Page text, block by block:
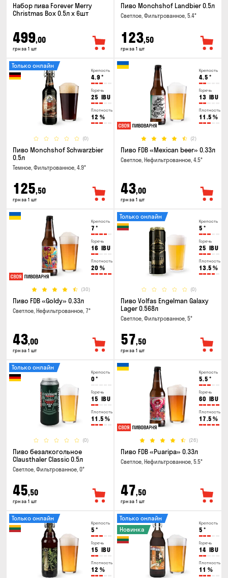
Набор пива Forever Merry
Christmas Box 0.5л x 6шт
499,00
грн за 1 шт
Пиво Monchshof Landbier 0.5л
Светлое, Фильтрованное, 5.4°
123,50
грн за 1 шт
Крепость
4.9 °
Горечь
25 IBU
Плотность
12 %
(0)
Только онлайн
Пиво Monchshof Schwarzbier
0.5л
Темное, Фильтрованное, 4.9°
125,50
грн за 1 шт
Крепость
4.5 °
Горечь
13 IBU
Плотность
11.5 %
(2)
Пиво FDB «Mexican beer» 0.33л
Светлое, Нефильтрованное, 4.5°
43,00
грн за 1 шт
Крепость
7 °
Горечь
16 IBU
Плотность
20 %
(30)
Пиво FDB «Goldy» 0.33л
Светлое, Нефильтрованное, 7°
43,00
грн за 1 шт
Крепость
5 °
Горечь
25 IBU
Плотность
13.5 %
(0)
Только онлайн
Пиво Volfas Engelman Galaxy
Lager 0.568л
Светлое, Фильтрованное, 5°
57,50
грн за 1 шт
Крепость
0 °
Горечь
15 IBU
Плотность
11.5 %
(0)
Только онлайн
Пиво безалкогольное
Clausthaler Classic 0.5л
Светлое, Фильтрованное, 0°
45,50
грн за 1 шт
Крепость
5.5 °
Горечь
60 IBU
Плотность
17.5 %
(26)
Пиво FDB «Puaripa» 0.33л
Светлое, Нефильтрованное, 5.5°
47,50
грн за 1 шт
Крепость
5 °
Горечь
15 IBU
Плотность
12 %
Только онлайн
Крепость
5 °
Горечь
14 IBU
Плотность
11 %
Только онлайн
Новинка